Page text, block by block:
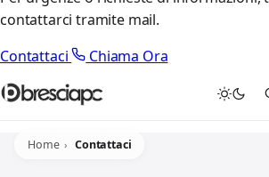
contattarci tramite mail.
Contattaci
Chiama Ora
Home Contattaci